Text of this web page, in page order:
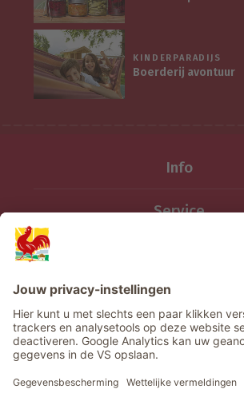
KINDERPARADIJS
Boerderij avontuur
Info
Service
Nieuwsbrief